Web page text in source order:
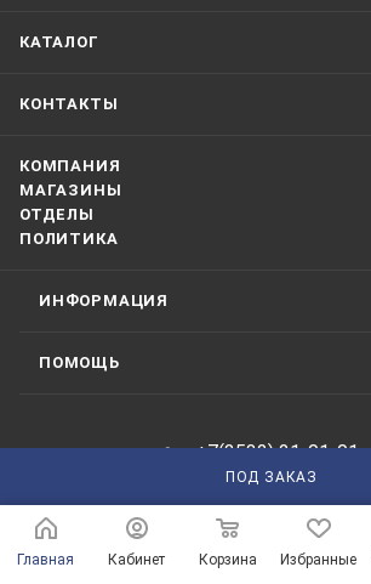
ПОД ЗАКАЗ
КАТАЛОГ
КОНТАКТЫ
КОМПАНИЯ
МАГАЗИНЫ
ОТДЕЛЫ
ПОЛИТИКА
ИНФОРМАЦИЯ
ПОМОЩЬ
+7(3532) 21-01-01
ЗАКАЗАТЬ ЗВОНОК
210101@mail.ru
Главная Кабинет Корзина Избранные